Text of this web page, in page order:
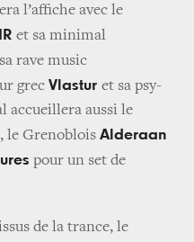
l’affiche avec le
et sa minimal
rave music
grec Vlastur et sa psy-
accueillera aussi le
, le Grenoblois Alderaan
pour un set de
de la trance, le